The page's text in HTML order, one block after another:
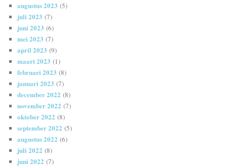
augustus 2023 (5)
juli 2023 (7)
juni 2023 (6)
mei 2023 (7)
april 2023 (9)
maart 2023 (1)
februari 2023 (8)
januari 2023 (7)
december 2022 (8)
november 2022 (7)
oktober 2022 (8)
september 2022 (5)
augustus 2022 (6)
juli 2022 (8)
juni 2022 (7)